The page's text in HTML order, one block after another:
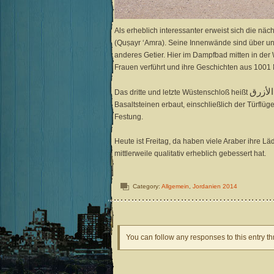
Als erheblich interessanter erweist sich die
(Quṣayr ‘Amra). Seine Innenwände sind über
anderes Getier. Hier im Dampfbad mitten in
Frauen verführt und ihre Geschichten aus 1001
Das dritte und letzte Wüstenschloß heißt
Basaltsteinen erbaut, einschließlich der
Festung.
Heute ist Freitag, da haben viele Araber ihre
mittlerweile qualitativ erheblich gebessert hat.
Category: Allgemein Jordanien 2014
You can follow any responses to this entry